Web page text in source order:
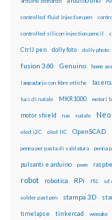
controlled fluid injection pen
controlled silicon injection pencil
CtrlJ pen dolly foto dolly photo
fusion 360 Genuino home
lampadario con fibre ottiche
luci di natale MKR1000 motori
motor shield nas natale
oled i2C oled IIC OpenSCAD
penna per pasta di saldatura penna
pulsanti e arduino pwm
robot robotica RPi rtc sd
solder past pen stampa 3D
timelapse tinkercad wemake